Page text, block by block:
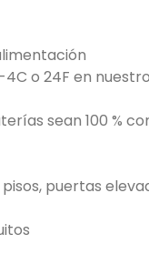
o 24F en
sean 100 %
puertas